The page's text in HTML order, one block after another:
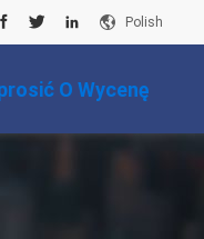
Polish
O Wycenę